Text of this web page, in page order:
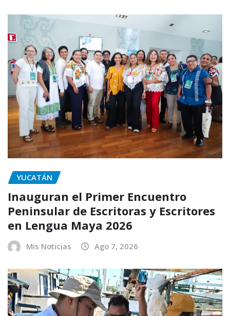
YUCATÁN
Inauguran el Primer Encuentro
Peninsular de Escritoras y Escritores
en Lengua Maya 2026
Mis Noticias Ago 7, 2026